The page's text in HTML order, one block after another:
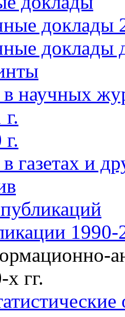
доклады
доклады
в научных
газетах и
1990-
х гг.